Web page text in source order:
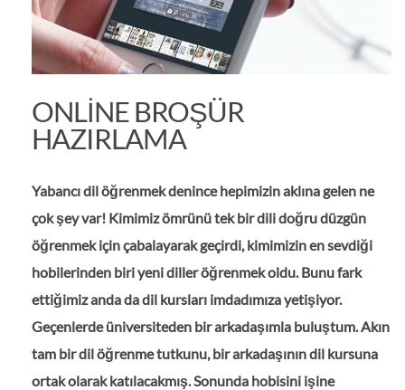
ONLINE BROŞÜR
HAZIRLAMA
Yabancı dil öğrenmek denince hepimizin aklına gelen ne
çok şey var! Kimimiz ömrünü tek bir dili doğru düzgün
öğrenmek için çabalayarak geçirdi, kimimizin en sevdiği
hobilerinden biri yeni diller öğrenmek oldu. Bunu fark
ettiğimiz anda da dil kursları imdadımıza yetişiyor.
Geçenlerde üniversiteden bir arkadaşımla buluştum. Akın
tam bir dil öğrenme tutkunu, bir arkadaşının dil kursuna
ortak olarak katılacakmış. Sonunda hobisini işine